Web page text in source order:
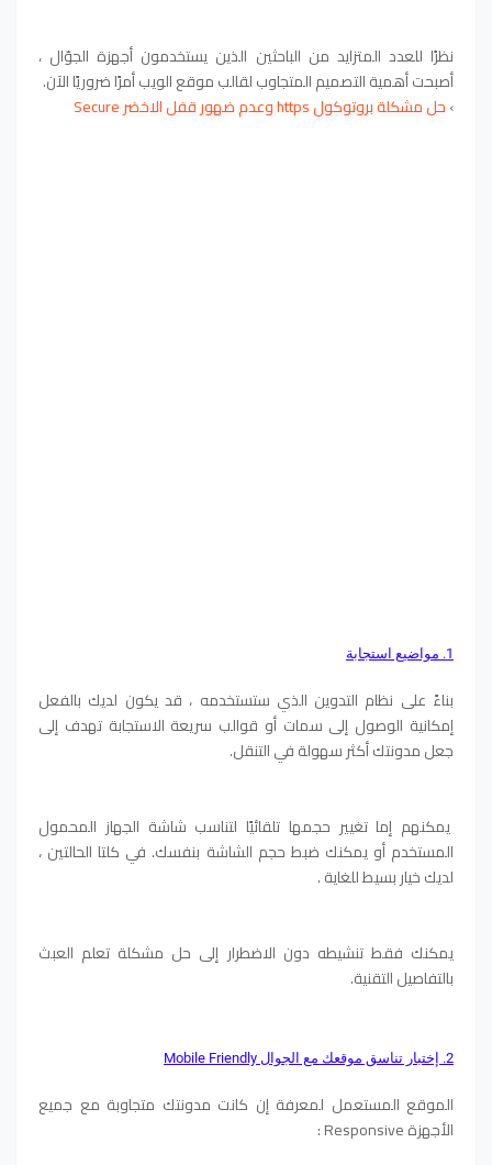
نظرًا للعدد المتزايد من الباحثين الذين يستخدمون أجهزة الجوّال ،
أصبحت أهمية التصميم المتجاوب لقالب موقع الويب أمرًا ضروريًا الآن.
›حل مشكلة بروتوكول https وعدم ضهور قفل الاخضر Secure
1. مواضيع استجابة
بناءً على نظام التدوين الذي ستستخدمه ، قد يكون لديك بالفعل
إمكانية الوصول إلى سمات أو قوالب سريعة الاستجابة تهدف إلى
جعل مدونتك أكثر سهولة في التنقل.
يمكنهم إما تغيير حجمها تلقائيًا لتناسب شاشة الجهاز المحمول
المستخدم أو يمكنك ضبط حجم الشاشة بنفسك. في كلتا الحالتين ،
لديك خيار بسيط للغاية .
يمكنك فقط تنشيطه دون الاضطرار إلى حل مشكلة تعلم العبث
بالتفاصيل التقنية.
2. إختبار تناسق موقعك مع الجوال Mobile Friendly
الموقع المستعمل لمعرفة إن كانت مدونتك متجاوبة مع جميع
الأجهزة Responsive :